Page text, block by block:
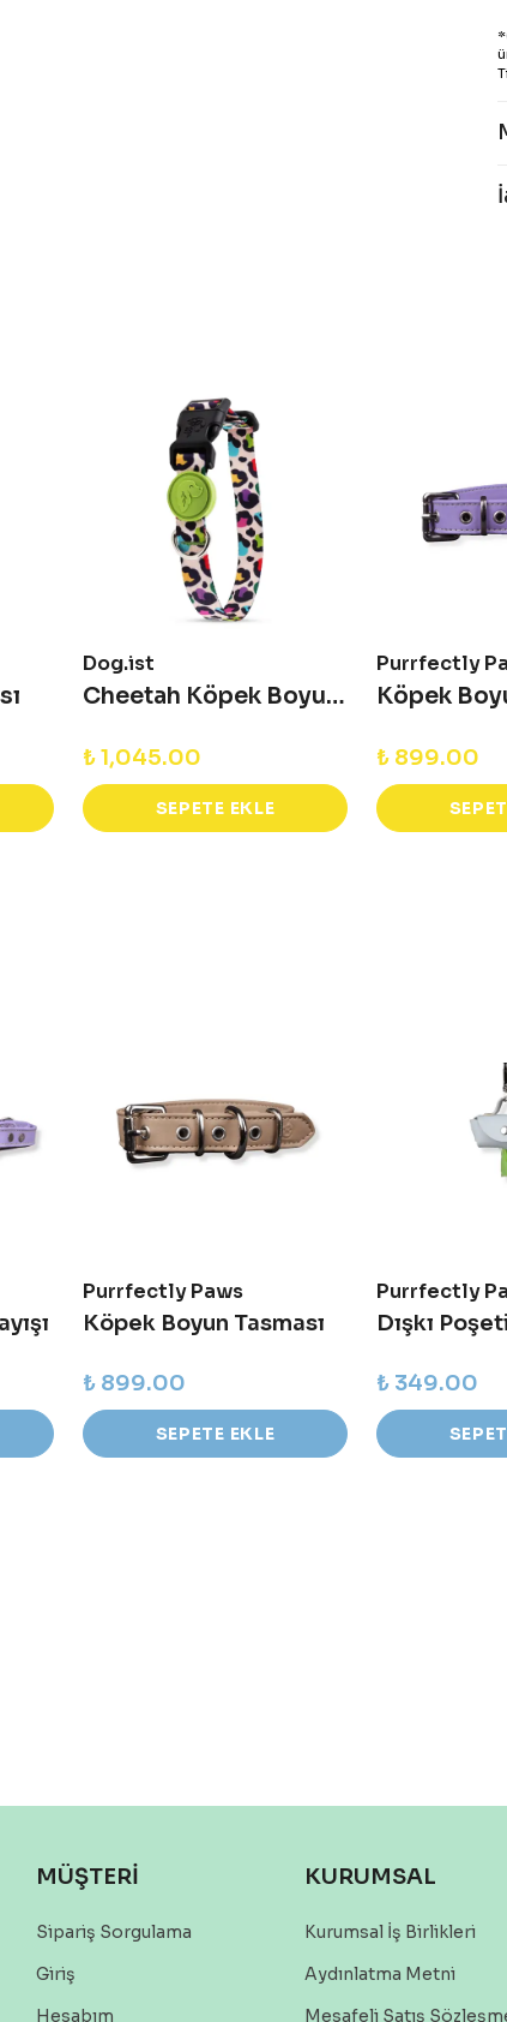
Dog.ist
Cheetah Köpek Boyun Tasması
₺ 1,045.00
SEPETE EKLE
Purrfectly
Köpek
₺ 899.00
Purrfectly Paws
Köpek Boyun Tasması
₺ 899.00
SEPETE EKLE
Purrfectly
Dışkı
₺ 349.00
MÜŞTERİ
Sipariş Sorgulama
Giriş
Hesabım
KURUMSAL
Kurumsal İş Birlikleri
Aydınlatma Metni
Mesafeli Satış